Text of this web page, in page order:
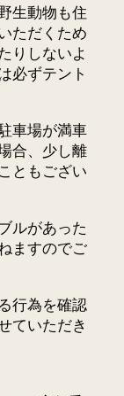
生動物も住
ただくため
りしないよ
必ずテント
車場が満車
合、少し離
ともござい
ルがあった
ますのでご
行為を確認
ていただき